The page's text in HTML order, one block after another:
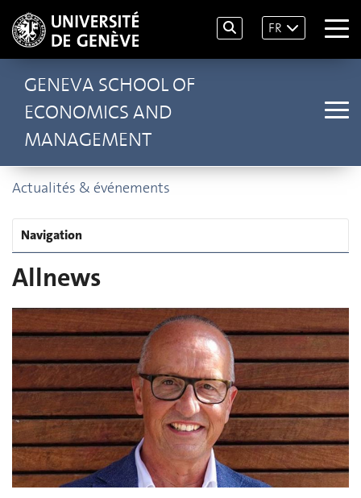
FR
GENEVA SCHOOL OF
ECONOMICS AND
MANAGEMENT
Actualités & événements
Navigation
Allnews